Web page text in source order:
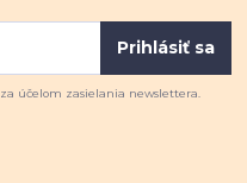
Prihlásiť sa
za účelom zasielania newslettera.